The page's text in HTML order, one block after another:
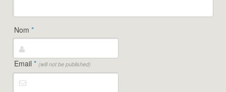
Nom*
Email* (will not be published)